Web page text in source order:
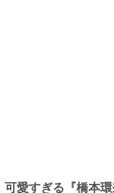
可愛すぎる『橋本